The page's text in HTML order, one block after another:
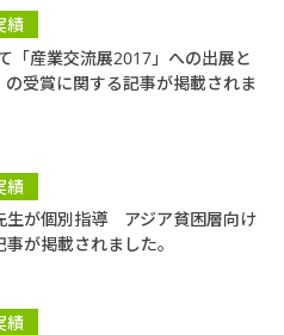
績
「産業交流展2017」への出展と
の受賞に関する記事が掲載されま
績
生が個別指導 アジア貧困層向け
が掲載されました。
績